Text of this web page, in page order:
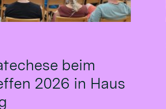
beim
2026 in Haus